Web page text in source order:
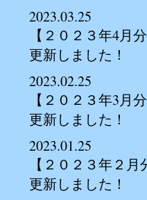
2023.03.25
【２０２３年4月
更新しました！
2023.02.25
【２０２３年3月
更新しました！
2023.01.25
【２０２３年２
更新しました！